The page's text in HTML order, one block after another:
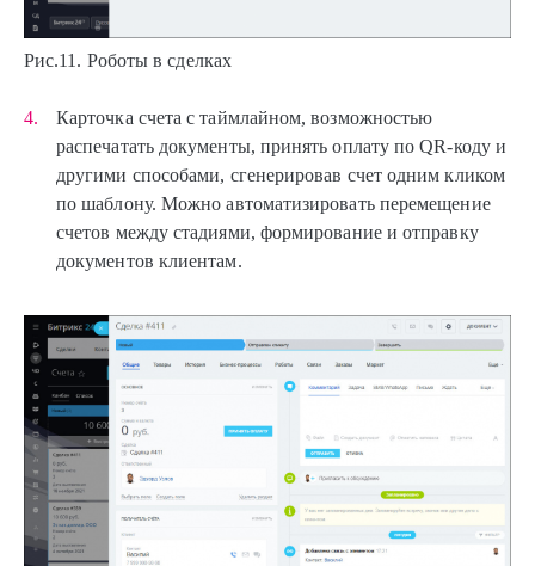
Рис.11. Роботы в сделках
Карточка счета с таймлайном, возможностью
распечатать документы, принять оплату по QR-коду и
другими способами, сгенерировав счет одним кликом
по шаблону. Можно автоматизировать перемещение
счетов между стадиями, формирование и отправку
документов клиентам.